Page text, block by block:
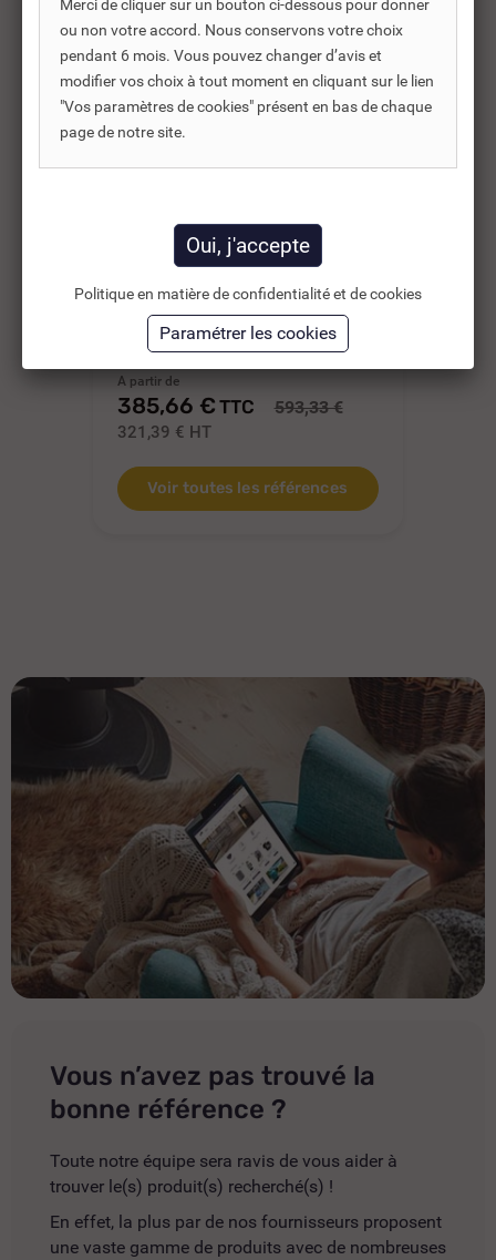
REF DNC :650420
CUVETTE SUSPENDUE
IDEAL STANDARD
AQUABLADE...
A partir de
385,66 € TTC 593,33 €
321,39 € HT
Voir toutes les références
Vous n’avez pas trouvé la
bonne référence ?
Toute notre équipe sera ravis de vous aider à
trouver le(s) produit(s) recherché(s) !
En effet, la plus par de nos fournisseurs proposent
une vaste gamme de produits avec de nombreuses
Merci de cliquer sur un bouton ci-dessous pour donner
ou non votre accord. Nous conservons votre choix
pendant 6 mois. Vous pouvez changer d’avis et
modifier vos choix à tout moment en cliquant sur le lien
"Vos paramètres de cookies" présent en bas de chaque
page de notre site.
Politique en matière de confidentialité et de cookies